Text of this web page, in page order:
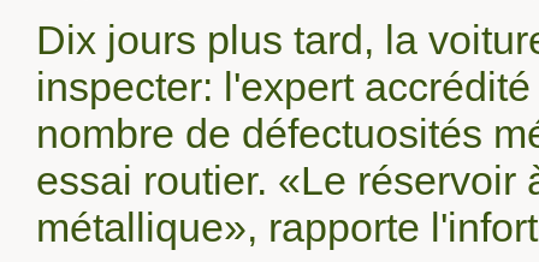
Dix jours plus tard, la
inspecter: l'expert
nombre de défectuosités
essai routier. «Le réservoir
métallique», rapporte